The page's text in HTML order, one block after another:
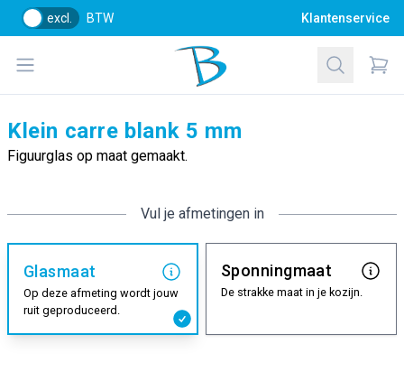
excl. BTW Klantenservice
Open menu
Bol Glascentrum B.V.
Zoeken
Klein carre blank 5 mm
Figuurglas op maat gemaakt.
Vul je afmetingen in
Glasmaat
Op deze afmeting wordt jouw
ruit geproduceerd.
Sponningmaat
De strakke maat in je kozijn.